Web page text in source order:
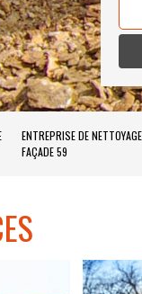
ENTREPRISE DE
FAÇADE 59